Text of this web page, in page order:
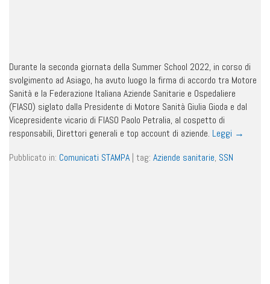
Durante la seconda giornata della Summer School 2022, in corso di
svolgimento ad Asiago, ha avuto luogo la firma di accordo tra Motore
Sanità e la Federazione Italiana Aziende Sanitarie e Ospedaliere
(FIASO) siglato dalla Presidente di Motore Sanità Giulia Gioda e dal
Vicepresidente vicario di FIASO Paolo Petralia, al cospetto di
responsabili, Direttori generali e top account di aziende. Leggi →
Pubblicato in: Comunicati STAMPA | tag: Aziende sanitarie, SSN